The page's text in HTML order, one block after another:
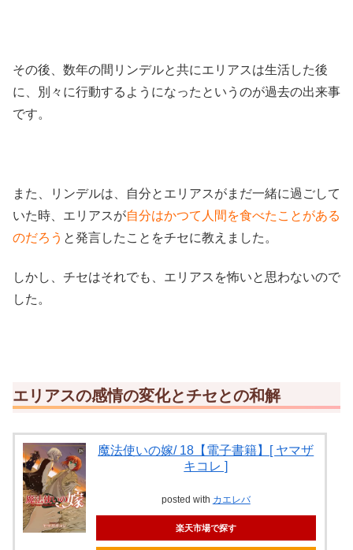
その後、数年の間リンデルと共にエリアスは生活した後
に、別々に行動するようになったというのが過去の出来事
です。
また、リンデルは、自分とエリアスがまだ一緒に過ごして
いた時、エリアスが自分はかつて人間を食べたことがある
のだろう と発言したことをチセに教えました。
しかし、チセはそれでも、エリアスを怖いと思わないので
した。
エリアスの感情の変化とチセとの和解
魔法使いの嫁/ 18【電子書籍】[ ヤマザ
キコレ ]
posted with カエレバ
楽天市場で探す